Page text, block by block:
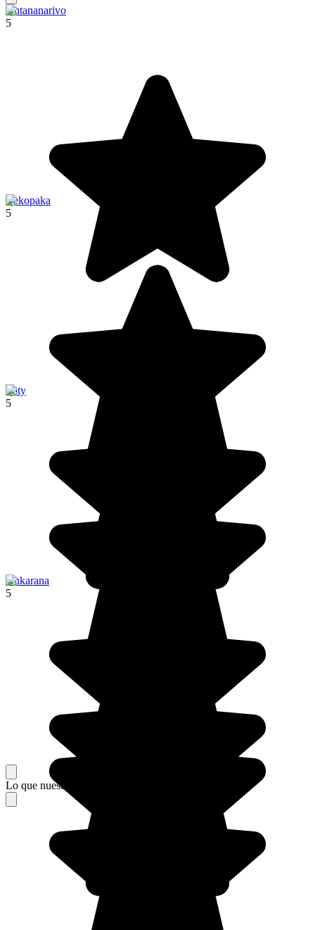
Antananarivo
5
Bekopaka
5
Ifaty
5
Ankarana
5
Lo que nuestros viajeros piensan de su estancia